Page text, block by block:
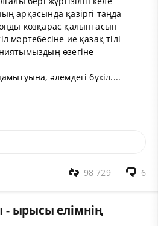
арқасында қазіргі таңда
көзқарас қалыптасып
мәртебесіне ие қазақ тілі
өзегіне
әлемдегі бүкіл....
6
98 729
- ырысы елімнің